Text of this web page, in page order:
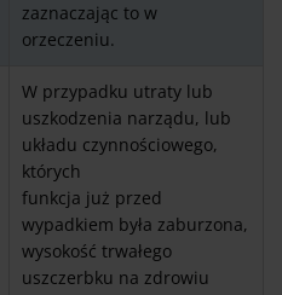
zaznaczając to w
orzeczeniu.
W przypadku utraty lub
uszkodzenia narządu, lub
układu czynnościowego,
których
funkcja już przed
wypadkiem była zaburzona,
wysokość trwałego
uszczerbku na zdrowiu